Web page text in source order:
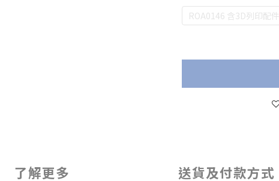
ROA0146 含3D列印配件
了解更多 送貨及付款方式